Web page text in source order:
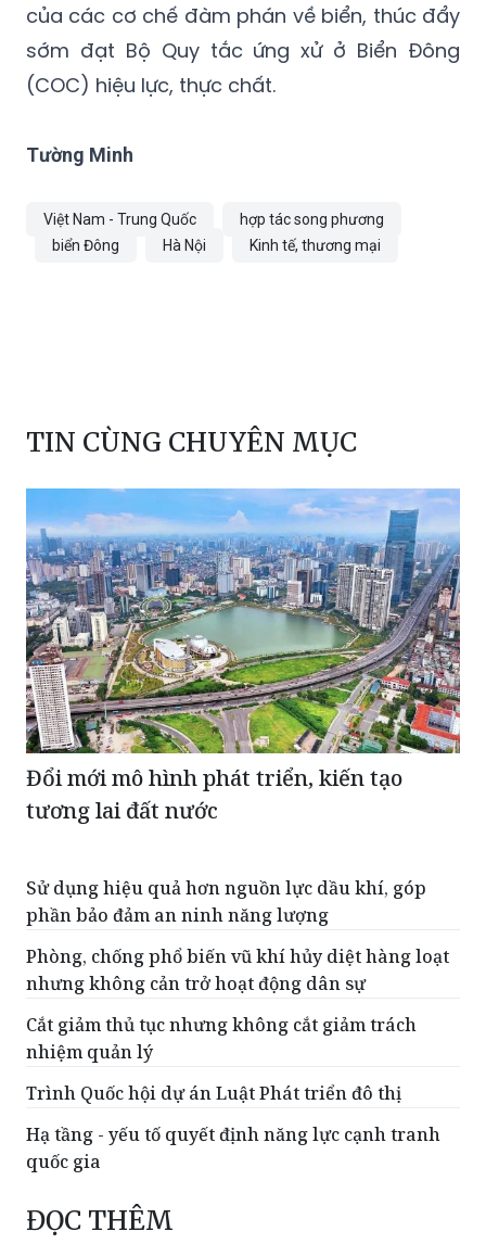
của các cơ chế đàm phán về biển, thúc đẩy
sớm đạt Bộ Quy tắc ứng xử ở Biển Đông
(COC) hiệu lực, thực chất.
Tường Minh
Việt Nam - Trung Quốc
hợp tác song phương
biển Đông
Hà Nội Kinh tế, thương mại
TIN CÙNG CHUYÊN MỤC
Đổi mới mô hình phát triển, kiến tạo
tương lai đất nước
Sử dụng hiệu quả hơn nguồn lực dầu khí, góp
phần bảo đảm an ninh năng lượng
Phòng, chống phổ biến vũ khí hủy diệt hàng loạt
nhưng không cản trở hoạt động dân sự
Cắt giảm thủ tục nhưng không cắt giảm trách
nhiệm quản lý
Trình Quốc hội dự án Luật Phát triển đô thị
Hạ tầng - yếu tố quyết định năng lực cạnh tranh
quốc gia
ĐỌC THÊM